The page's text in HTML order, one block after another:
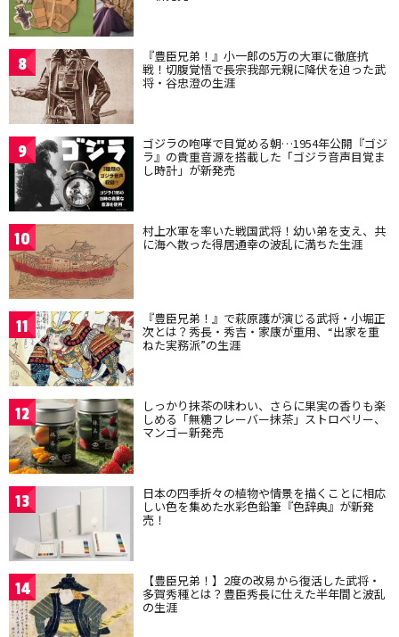
8 『豊臣兄弟！』小一郎の5万の大軍に徹底抗
戦！切腹覚悟で長宗我部元親に降伏を迫った武
将・谷忠澄の生涯
9 ゴジラの咆哮で目覚める朝…1954年公開『ゴジ
ラ』の貴重音源を搭載した「ゴジラ音声目覚ま
し時計」が新発売
10 村上水軍を率いた戦国武将！幼い弟を支え、共
に海へ散った得居通幸の波乱に満ちた生涯
11 『豊臣兄弟！』で萩原護が演じる武将・小堀正
次とは？秀長・秀吉・家康が重用、“出家を重
ねた実務派”の生涯
12 しっかり抹茶の味わい、さらに果実の香りも楽
しめる「無糖フレーバー抹茶」ストロベリー、
マンゴー新発売
13 日本の四季折々の植物や情景を描くことに相応
しい色を集めた水彩色鉛筆『色辞典』が新発
売！
14 【豊臣兄弟！】2度の改易から復活した武将・
多賀秀種とは？豊臣秀長に仕えた半年間と波乱
の生涯